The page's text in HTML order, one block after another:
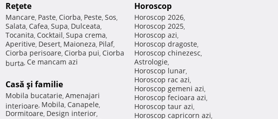
Reţete
Mancare, Paste, Ciorba, Peste, Sos,
Salata, Cafea, Supa, Dulceata,
Tocanita, Cocktail, Supa crema,
Aperitive, Desert, Maioneza, Pilaf,
Ciorba perisoare, Ciorba pui, Ciorba
burta, Ce mancam azi
Casă şi familie
Mobila bucatarie, Amenajari
interioare, Mobila, Canapele,
Dormitoare, Design interior,
Horoscop
Horoscop 2026,
Horoscop 2025,
Horoscop azi,
Horoscop dragoste,
Horoscop chinezesc,
Astrologie,
Horoscop lunar,
Horoscop rac azi,
Horoscop gemeni azi,
Horoscop fecioara azi,
Horoscop taur azi,
Horoscop capricorn azi,